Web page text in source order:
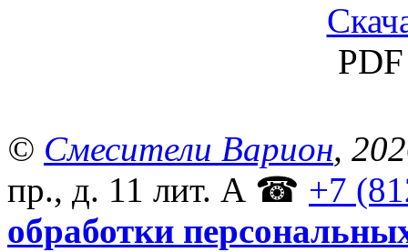
© Смесители Варион,
пр., д. 11 лит. А ☎ +7
обработки